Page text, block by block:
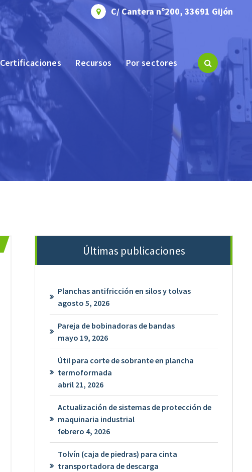
C/ Cantera nº200, 33691 Gijón
Certificaciones Recursos Por sectores
Últimas publicaciones
Planchas antifricción en silos y tolvas
agosto 5, 2026
Pareja de bobinadoras de bandas
mayo 19, 2026
Útil para corte de sobrante en plancha
termoformada
abril 21, 2026
Actualización de sistemas de protección de
maquinaria industrial
febrero 4, 2026
Tolvín (caja de piedras) para cinta
transportadora de descarga